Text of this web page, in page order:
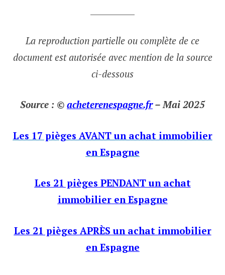
La reproduction partielle ou complète de ce
document est autorisée avec mention de la source
ci-dessous
Source : © acheterenespagne.fr– Mai 2025
Les 17 pièges AVANT un achat immobilier
en Espagne
Les 21 pièges PENDANT un achat
immobilier en Espagne
Les 21 pièges APRÈS un achat immobilier
en Espagne